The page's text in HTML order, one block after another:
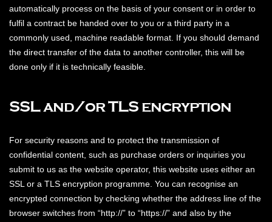
automatically process on the basis of your consent or in order to
fulfil a contract be handed over to you or a third party in a
commonly used, machine readable format. If you should demand
the direct transfer of the data to another controller, this will be
done only if it is technically feasible.
SSL and/or TLS encryption
For security reasons and to protect the transmission of
confidential content, such as purchase orders or inquiries you
submit to us as the website operator, this website uses either an
SSL or a TLS encryption programme. You can recognise an
encrypted connection by checking whether the address line of the
browser switches from “http://” to “https://” and also by the